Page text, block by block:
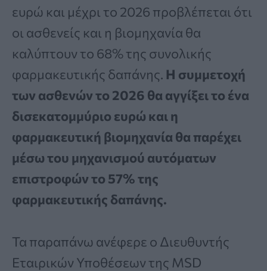
ευρώ και μέχρι το 2026 προβλέπεται ότι
οι ασθενείς και η βιομηχανία θα
καλύπτουν το 68% της συνολικής
φαρμακευτικής δαπάνης. Η συμμετοχή
των ασθενών το 2026 θα αγγίξει το ένα
δισεκατομμύριο ευρώ και η
φαρμακευτική βιομηχανία θα παρέχει
μέσω του μηχανισμού αυτόματων
επιστροφών το 57% της
φαρμακευτικής δαπάνης.
Τα παραπάνω ανέφερε ο Διευθυντής
Εταιρικών Υποθέσεων της MSD